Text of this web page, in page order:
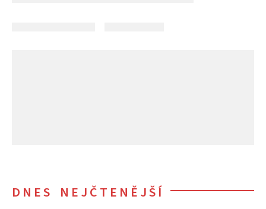
DNES NEJČTENĚJŠÍ